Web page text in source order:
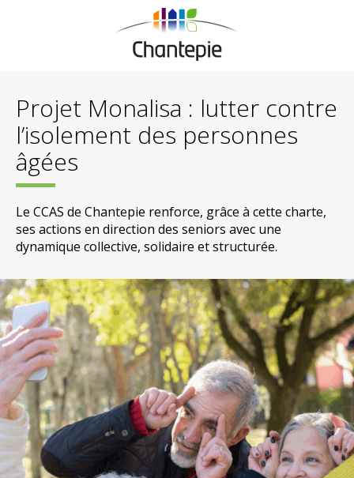
Projet Monalisa : lutter contre
l’isolement des personnes
âgées
Le CCAS de Chantepie renforce, grâce à cette charte,
ses actions en direction des seniors avec une
dynamique collective, solidaire et structurée.